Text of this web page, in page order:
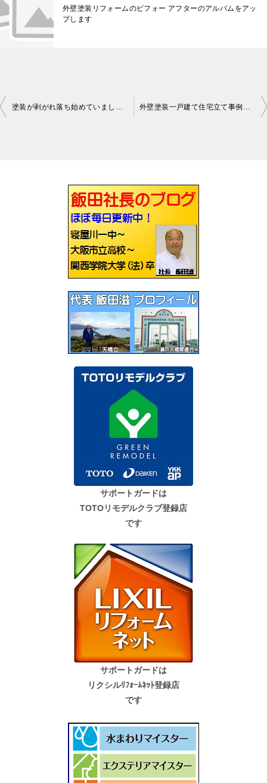
外壁塗装リフォームのビフォー アフターのアルバムをアッ
プします
ゲ
ー
シ
ョ
ン
塗装が剥がれ落ち始めていました外壁塗装寝屋川 外壁塗装一戸建て住宅立て事例です寝屋川
サポートガードは
TOTOリモデルクラブ登録店
です
サポートガードは
リクシルﾘﾌｫｰﾑﾈｯﾄ登録店
です